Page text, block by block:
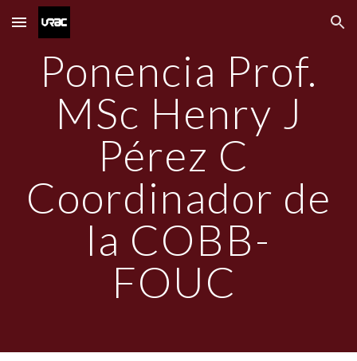
Skip to main content Skip to navigation
Ponencia Prof.
MSc Henry J
Pérez C
Coordinador de
la COBB-
FOUC